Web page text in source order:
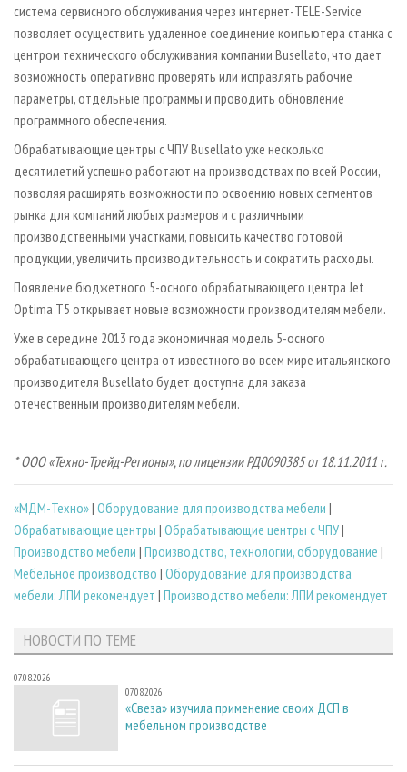
система сервисного обслуживания через интернет-TELE-Service
позволяет осуществить удаленное соединение компьютера станка с
центром технического обслуживания компании Busellato, что дает
возможность оперативно проверять или исправлять рабочие
параметры, отдельные программы и проводить обновление
программного обеспечения.
Обрабатывающие центры с ЧПУ Busellato уже несколько
десятилетий успешно работают на производствах по всей России,
позволяя расширять возможности по освоению новых сегментов
рынка для компаний любых размеров и с различными
производственными участками, повысить качество готовой
продукции, увеличить производительность и сократить расходы.
Появление бюджетного 5-осного обрабатывающего центра Jet
Optima T5 открывает новые возможности производителям мебели.
Уже в середине 2013 года экономичная модель 5-осного
обрабатывающего центра от известного во всем мире итальянского
производителя Busellato будет доступна для заказа
отечественным производителям мебели.
* ООО «Техно-Трейд-Регионы», по лицензии РД0090385 от 18.11.2011 г.
«МДМ-Техно»| Оборудование для производства мебели |
Обрабатывающие центры | Обрабатывающие центры с ЧПУ|
Производство мебели | Производство, технологии, оборудование |
Мебельное производство | Оборудование для производства
мебели: ЛПИ рекомендует | Производство мебели: ЛПИ рекомендует
НОВОСТИ ПО ТЕМЕ
07.08.2026
07.08.2026
«Свеза» изучила применение своих ДСП в
мебельном производстве